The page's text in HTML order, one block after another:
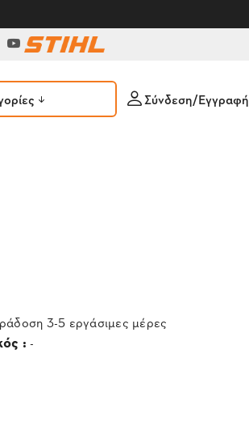
Σύνδεση/Εγγραφή
3-5 εργάσιμες μέρες
: -